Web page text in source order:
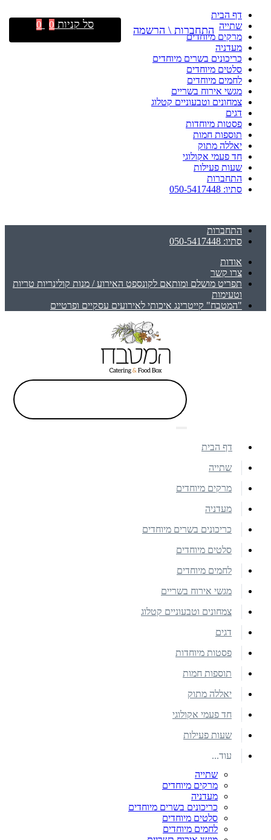
דף הבית
שתייה
מרקים מיוחדים
מעדניה
כריכונים בשרים מיוחדים
סלטים מיוחדים
לחמים מיוחדים
מגשי אירוח בשריים
צמחונים וטבעוניים קטלוג
דגים
פסטות מיוחדות
תוספות חמות
יאללה מתוק
חד פעמי אקולוגי
שעות פעילות
התחברות
סתיו: 050-5417448
התחברות
סתיו: 050-5417448
אודות
צרו קשר
תפריט מושלם ומותאם לקונספט האירוע / מנות קולינריות טריות
וטעימות
"המטבח" קייטרינג איכותי לאירועים עסקיים ופרטיים
התחברות \ הרשמה סל קניות 0
0
דף הבית
שתייה
מרקים מיוחדים
מעדניה
כריכונים בשרים מיוחדים
סלטים מיוחדים
לחמים מיוחדים
מגשי אירוח בשריים
צמחונים וטבעוניים קטלוג
דגים
פסטות מיוחדות
תוספות חמות
יאללה מתוק
חד פעמי אקולוגי
שעות פעילות
עוד...
שתייה
מרקים מיוחדים
מעדניה
כריכונים בשרים מיוחדים
סלטים מיוחדים
לחמים מיוחדים